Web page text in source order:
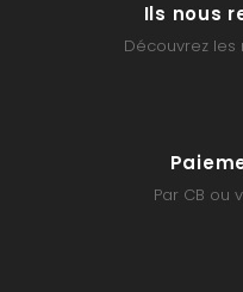
Ils nous
Découvrez
Par CB ou